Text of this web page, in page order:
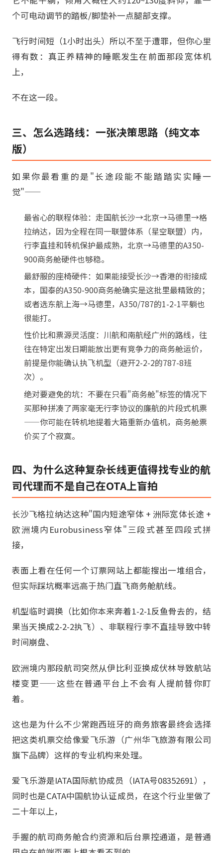
个可电动调节的踏板/脚垫补一点腿部支撑。
飞行时间短（1小时出头）所以不至于遭罪，但你心里
得有数：真正养精神的睡眠发生在前面那段宽体机
上，
不在这一段。
三、怎么选路线：一张决策思路（纯文本
版）
如果你最看重的是"长途段能不能踏踏实实睡一
觉"——
最省心的联程体验：走国航长沙→北京→马德里→格
拉纳达，因为全程在同一联盟体系（星空联盟）内，
行李直挂和转机保护最成熟，北京→马德里的A350-
900商务舱硬件也够稳。
最舒服的座椅硬件：如果能接受长沙→香港的衔接成
本，国泰的A350-900商务舱确实是这批里最精致的；
或者选东航上海→马德里，A350/787的1-2-1平躺也
很能打。
性价比和票源灵活度：川航和南航经广州的路线，往
往在特定出发日期能放出更有竞争力的商务舱运价，
前提是你能确认执飞机型（避开2-2-2的787-8班
次）。
绝对要避免的坑：不要在只看"商务舱"标签的情况下
买那种拼凑了两家毫无行李协议的廉航的片段式机票
——你可能在转机地提着大箱重新办值机，商务舱票
价买了个寂寞。
四、为什么这种复杂长线更值得找专业的航
司代理而不是自己在OTA上盲拍
长沙飞格拉纳达这种"国内短途窄体 + 洲际宽体长途 +
欧洲境内Eurobusiness窄体"三段式甚至四段式拼
接，
表面上看在任何一个订票网站上都能搜出一堆组合，
但实际踩坑概率远高于热门直飞商务舱航线。
机型临时调换（比如你本来奔着1-2-1反鱼骨去的，结
果当天换成2-2-2执飞）、非联程行李不直挂导致中转
时间崩盘、
欧洲境内那段航司突然从伊比利亚换成伏林导致航站
楼变更——这些在普通平台上不会有人提前替你盯
着。
这也是为什么不少常跑西班牙的商务旅客最终会选择
把这类机票交给像爱飞乐游（广州华飞旅游有限公司
旗下品牌）这样的专业机构来处理。
爱飞乐游是IATA国际航协成员（IATA号08352691），
同时也是CATA中国航协认证成员，在这个行业里做了
二十年以上，
手握的航司商务舱合约资源和后台票控通道，是普通